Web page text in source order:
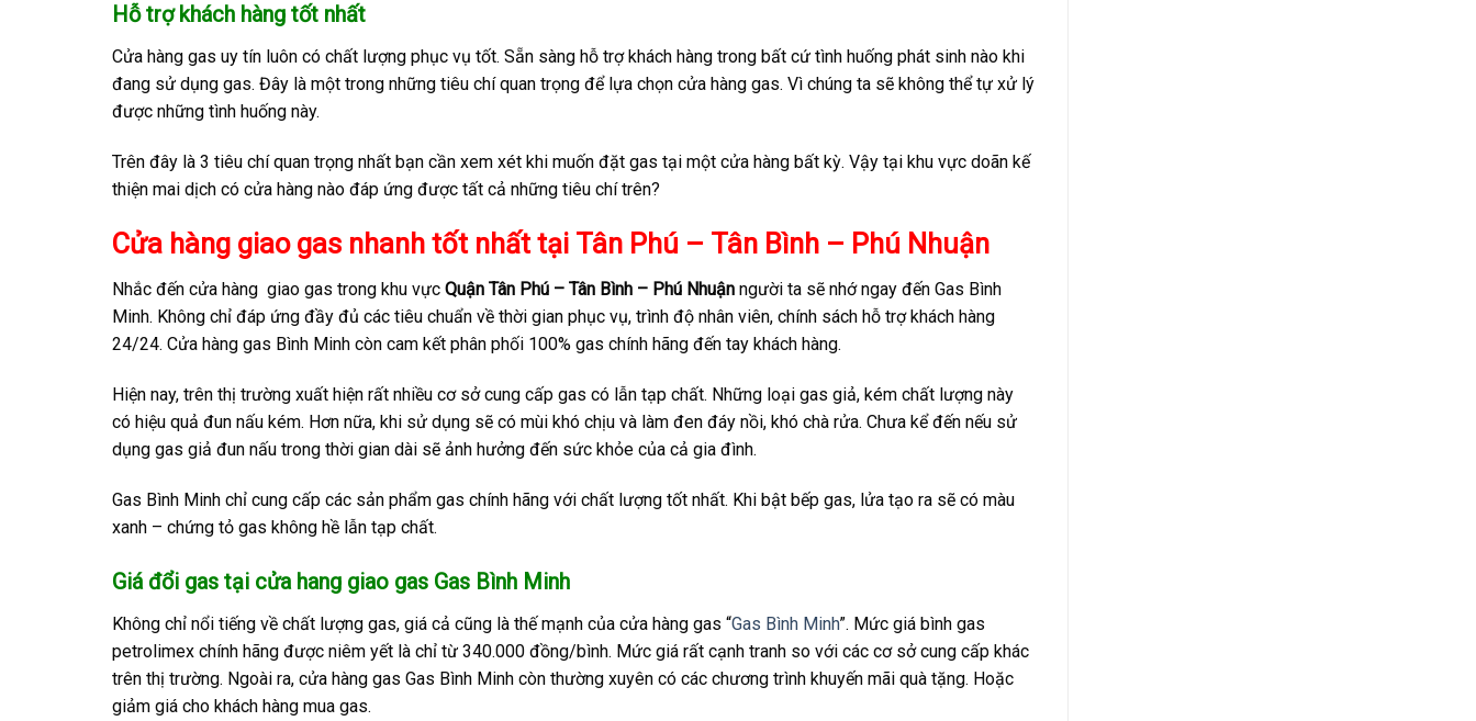
Hỗ trợ khách hàng tốt nhất
Cửa hàng gas uy tín luôn có chất lượng phục vụ tốt. Sẵn sàng hỗ trợ khách hàng trong bất cứ tình huống phát sinh nào khi
đang sử dụng gas. Đây là một trong những tiêu chí quan trọng để lựa chọn cửa hàng gas. Vì chúng ta sẽ không thể tự xử lý
được những tình huống này.
Trên đây là 3 tiêu chí quan trọng nhất bạn cần xem xét khi muốn đặt gas tại một cửa hàng bất kỳ. Vậy tại khu vực doãn kế
thiện mai dịch có cửa hàng nào đáp ứng được tất cả những tiêu chí trên?
Cửa hàng giao gas nhanh tốt nhất tại Tân Phú – Tân Bình – Phú Nhuận
Nhắc đến cửa hàng giao gas trong khu vực Quận Tân Phú – Tân Bình – Phú Nhuận người ta sẽ nhớ ngay đến Gas Bình
Minh. Không chỉ đáp ứng đầy đủ các tiêu chuẩn về thời gian phục vụ, trình độ nhân viên, chính sách hỗ trợ khách hàng
24/24. Cửa hàng gas Bình Minh còn cam kết phân phối 100% gas chính hãng đến tay khách hàng.
Hiện nay, trên thị trường xuất hiện rất nhiều cơ sở cung cấp gas có lẫn tạp chất. Những loại gas giả, kém chất lượng này
có hiệu quả đun nấu kém. Hơn nữa, khi sử dụng sẽ có mùi khó chịu và làm đen đáy nồi, khó chà rửa. Chưa kể đến nếu sử
dụng gas giả đun nấu trong thời gian dài sẽ ảnh hưởng đến sức khỏe của cả gia đình.
Gas Bình Minh chỉ cung cấp các sản phẩm gas chính hãng với chất lượng tốt nhất. Khi bật bếp gas, lửa tạo ra sẽ có màu
xanh – chứng tỏ gas không hề lẫn tạp chất.
Giá đổi gas tại cửa hang giao gas Gas Bình Minh
Không chỉ nổi tiếng về chất lượng gas, giá cả cũng là thế mạnh của cửa hàng gas “Gas Bình Minh”. Mức giá bình gas
petrolimex chính hãng được niêm yết là chỉ từ 340.000 đồng/bình. Mức giá rất cạnh tranh so với các cơ sở cung cấp khác
trên thị trường. Ngoài ra, cửa hàng gas Gas Bình Minh còn thường xuyên có các chương trình khuyến mãi quà tặng. Hoặc
giảm giá cho khách hàng mua gas.